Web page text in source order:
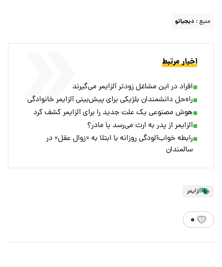
منبع : دیجیاتو
اخبار مرتبط
افراد در این مشاغل زودتر آلزایمر می‌گیرند
راه‌حل دانشمندان بلژیکی برای پیش‌بینی آلزایمر خانوادگی
هوش مصنوعی یک علت جدید را برای آلزایمر کشف کرد
آلزایمر از پدر به ارث می‌رسد یا مادر؟
رابطه خواب‌آلودگی روزانه با ابتلا به «زوال عقل» در
سالمندان
آلزایمر
۰